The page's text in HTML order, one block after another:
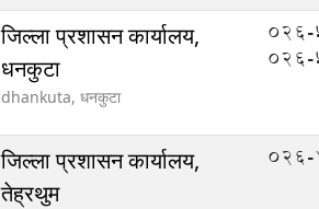
जिल्ला प्रशासन कार्यालय,
धनकुटा
dhankuta, धनकुटा
जिल्ला प्रशासन कार्यालय,
तेह्रथुम